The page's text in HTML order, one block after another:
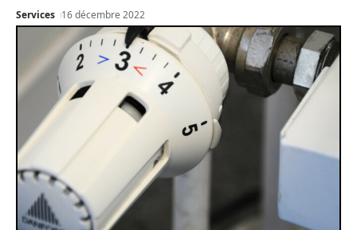
Services 16 décembre 2022